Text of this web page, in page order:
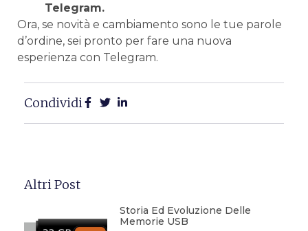
Telegram.
Ora, se novità e cambiamento sono le tue parole
d’ordine, sei pronto per fare una nuova
esperienza con Telegram.
Condividi
Altri Post
Storia Ed Evoluzione Delle
Memorie USB